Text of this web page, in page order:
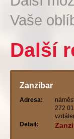
Vaše
Další
Zanzibar
Adresa:
272
Detail: